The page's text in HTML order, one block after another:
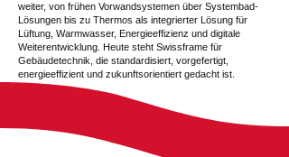
weiter, von frühen Vorwandsystemen über Systembad-
Lösungen bis zu Thermos als integrierter Lösung für
Lüftung, Warmwasser, Energieeffizienz und digitale
Weiterentwicklung. Heute steht Swissframe für
Gebäudetechnik, die standardisiert, vorgefertigt,
energieeffizient und zukunftsorientiert gedacht ist.